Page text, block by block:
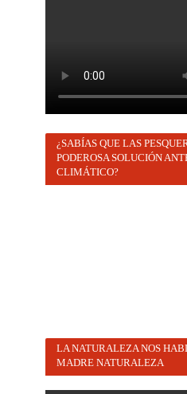
¿SABÍAS QUE LAS
PODEROSA SOLUCIÓN
CLIMÁTICO?
LA NATURALEZA NOS
MADRE NATURALEZA